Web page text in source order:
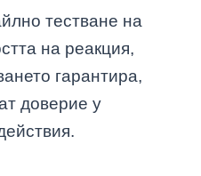
тестване на
на реакция,
гарантира,
доверие у